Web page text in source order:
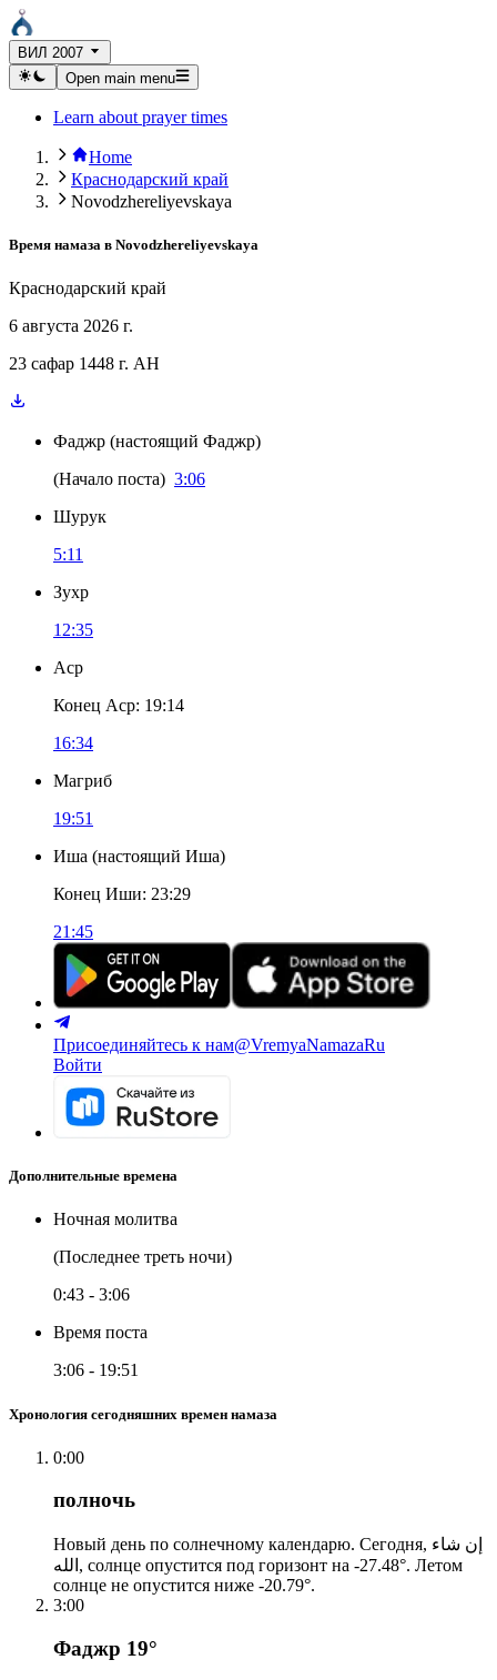
ВИЛ 2007
Open main menu
Learn about prayer times
Home
Краснодарский край
Novodzhereliyevskaya
Время намаза в Novodzhereliyevskaya
Краснодарский край
6 августа 2026 г.
23 сафар 1448 г. AH
Фаджр (настоящий Фаджр)
(Начало поста) 3:06
Шурук
5:11
Зухр
12:35
Аср
Конец Аср: 19:14
16:34
Магриб
19:51
Иша (настоящий Иша)
Конец Иши: 23:29
21:45
Присоединяйтесь к нам@VremyaNamazaRu
Войти
Дополнительные времена
Ночная молитва
(Последнее треть ночи)
0:43 - 3:06
Время поста
3:06 - 19:51
Хронология сегодняшних времен намаза
0:00
полночь
Новый день по солнечному календарю. Сегодня, إن شاء
الله, солнце опустится под горизонт на -27.48°. Летом
солнце не опустится ниже -20.79°.
3:00
Фаджр 19°